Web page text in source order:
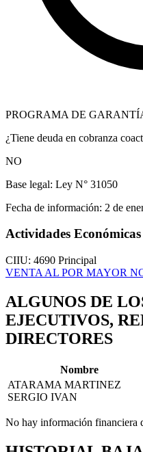
PROGRAMA DE
¿Tiene deuda en cobranza
NO
Base legal: Ley N° 31050
Fecha de información: 2 de
Actividades Económicas
CIIU: 4690 Principal
VENTA AL POR MAYOR
ALGUNOS DE
EJECUTIVOS,
DIRECTORES
Nombre
ATARAMA MARTINEZ
SERGIO IVAN
No hay información financiera